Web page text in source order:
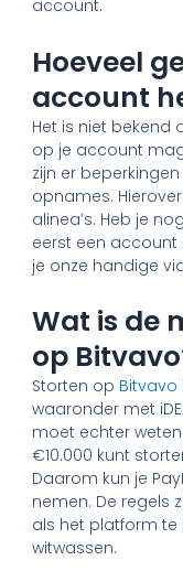
account.
Hoeveel
account
Het is niet bekend
op je account
zijn er
opnames.
alinea’s. Heb je
eerst een account
je onze handige
Wat is de
op
Storten op Bitvavo
waaronder met
moet echter
€10.000 kunt
Daarom kun je
nemen. De regels
als het platform
witwassen.